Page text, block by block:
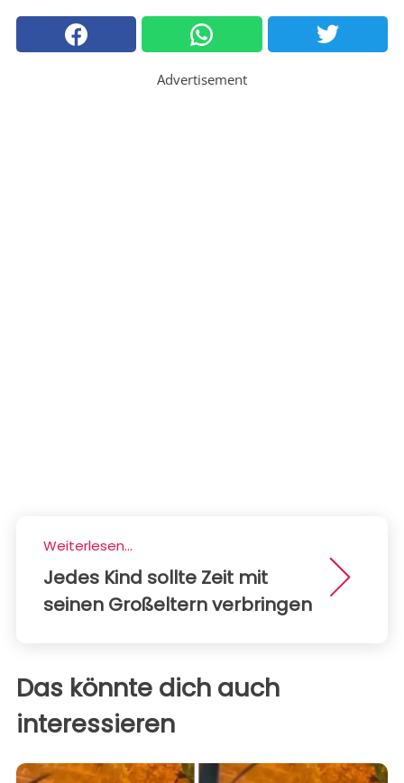
Advertisement
Weiterlesen...
Jedes Kind sollte Zeit mit
seinen Großeltern verbringen
Das könnte dich auch
interessieren